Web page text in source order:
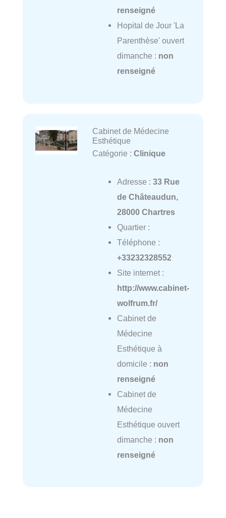
renseigné
Hopital de Jour 'La
Parenthèse' ouvert
dimanche : non
renseigné
Cabinet de Médecine
Esthétique
Catégorie : Clinique
Adresse : 33 Rue
de Châteaudun,
28000 Chartres
Quartier :
Téléphone :
+33232328552
Site internet :
http://www.cabinet-
wolfrum.fr/
Cabinet de
Médecine
Esthétique à
domicile : non
renseigné
Cabinet de
Médecine
Esthétique ouvert
dimanche : non
renseigné